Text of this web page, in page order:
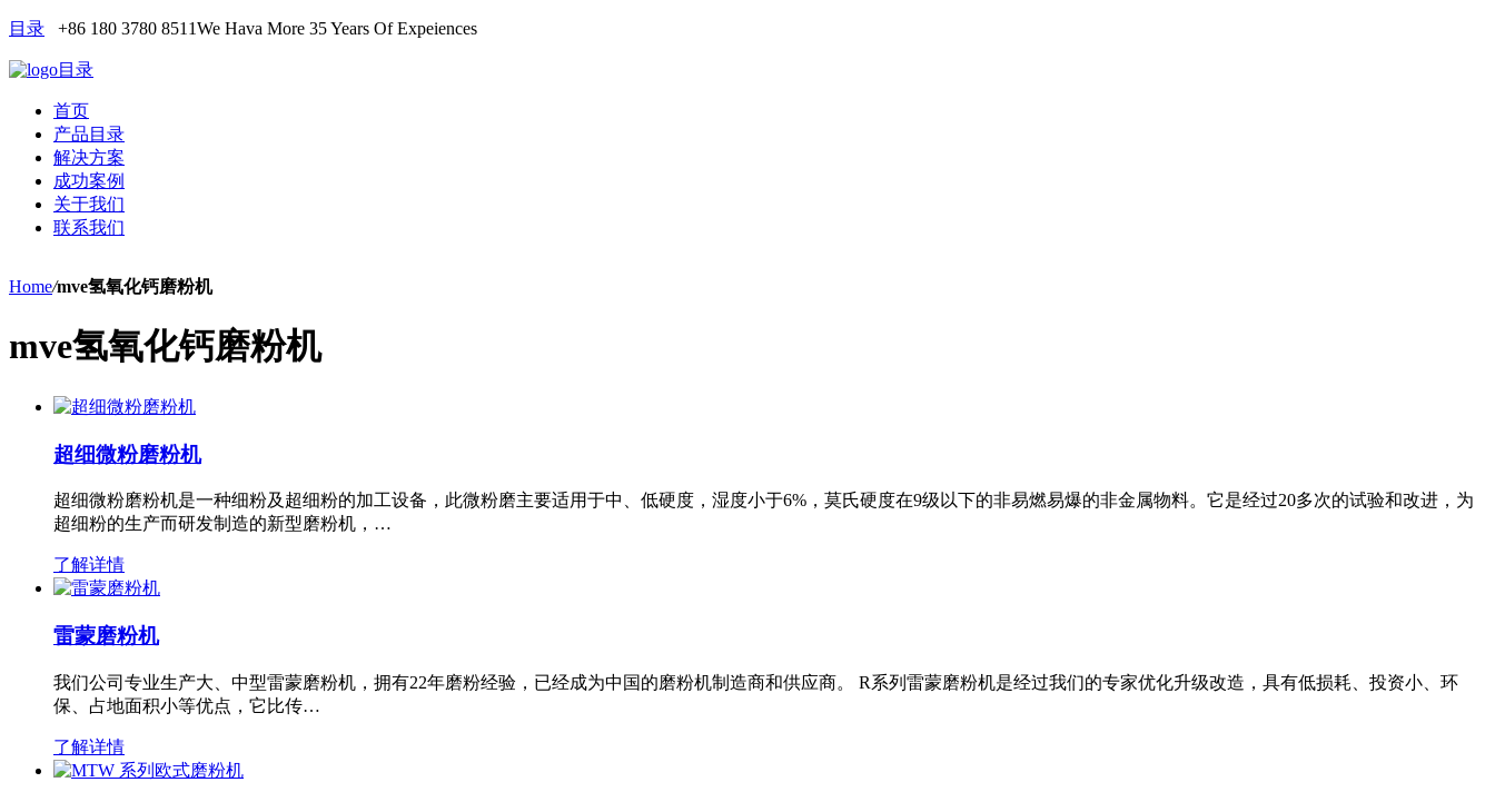
目录 +86 180 3780 8511We Hava More 35 Years Of Expeiences
目录
首页
产品目录
解决方案
成功案例
关于我们
联系我们
Home/mve氢氧化钙磨粉机
mve氢氧化钙磨粉机
超细微粉磨粉机
超细微粉磨粉机是一种细粉及超细粉的加工设备，此微粉磨主要适用于中、低硬度，湿度小于6%，莫氏硬度在9级以下的非易燃易爆的非金属物料。它是经过20多次的试验和改进，为
超细粉的生产而研发制造的新型磨粉机，…
了解详情
雷蒙磨粉机
我们公司专业生产大、中型雷蒙磨粉机，拥有22年磨粉经验，已经成为中国的磨粉机制造商和供应商。 R系列雷蒙磨粉机是经过我们的专家优化升级改造，具有低损耗、投资小、环
保、占地面积小等优点，它比传…
了解详情